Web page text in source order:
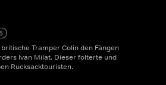
Tramper Colin den Fängen
Ivan Milat. Dieser folterte und
Rucksacktouristen.